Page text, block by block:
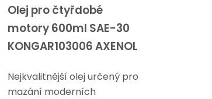
Olej pro čtyřdobé
motory 600ml SAE-30
KONGAR103006 AXENOL
Nejkvalitnější olej určený pro
mazání moderních